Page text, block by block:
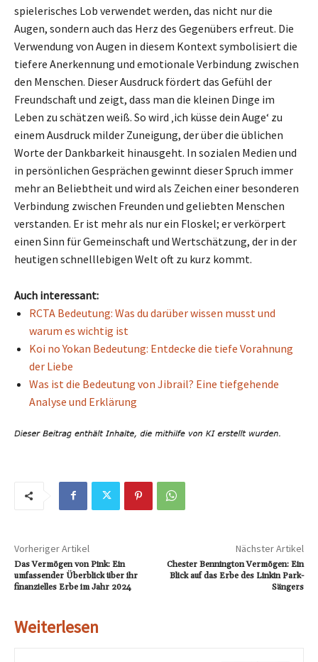
spielerisches Lob verwendet werden, das nicht nur die
Augen, sondern auch das Herz des Gegenübers erfreut. Die
Verwendung von Augen in diesem Kontext symbolisiert die
tiefere Anerkennung und emotionale Verbindung zwischen
den Menschen. Dieser Ausdruck fördert das Gefühl der
Freundschaft und zeigt, dass man die kleinen Dinge im
Leben zu schätzen weiß. So wird ‚ich küsse dein Auge‘ zu
einem Ausdruck milder Zuneigung, der über die üblichen
Worte der Dankbarkeit hinausgeht. In sozialen Medien und
in persönlichen Gesprächen gewinnt dieser Spruch immer
mehr an Beliebtheit und wird als Zeichen einer besonderen
Verbindung zwischen Freunden und geliebten Menschen
verstanden. Er ist mehr als nur ein Floskel; er verkörpert
einen Sinn für Gemeinschaft und Wertschätzung, der in der
heutigen schnelllebigen Welt oft zu kurz kommt.
Auch interessant:
RCTA Bedeutung: Was du darüber wissen musst und
warum es wichtig ist
Koi no Yokan Bedeutung: Entdecke die tiefe Vorahnung
der Liebe
Was ist die Bedeutung von Jibrail? Eine tiefgehende
Analyse und Erklärung
Vorheriger Artikel
Das Vermögen von Pink: Ein
umfassender Überblick über ihr
finanzielles Erbe im Jahr 2024
Nächster Artikel
Chester Bennington Vermögen: Ein
Blick auf das Erbe des Linkin Park-
Sängers
Weiterlesen